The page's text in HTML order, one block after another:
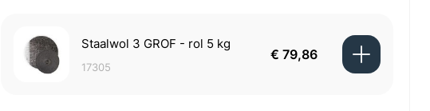
Staalwol 3 GROF - rol 5 kg
17305
€ 79,86